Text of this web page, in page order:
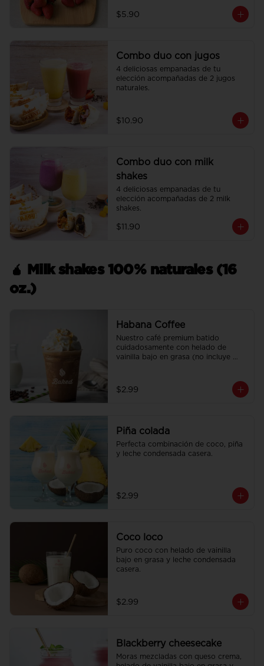
$5.90
Combo duo con jugos
4 deliciosas empanadas de tu
elección acompañadas de 2 jugos
naturales.
$10.90
Combo duo con milk
shakes
4 deliciosas empanadas de tu
elección acompañadas de 2 milk
shakes.
$11.90
🧉 Milk shakes 100% naturales (16
oz.)
Habana Coffee
Nuestro café premium batido
cuidadosamente con helado de
vainilla bajo en grasa (no incluye
$2.99
Piña colada
Perfecta combinación de coco, piña
y leche condensada casera.
$2.99
Coco loco
Puro coco con helado de vainilla
bajo en grasa y leche condensada
casera.
$2.99
Blackberry cheesecake
Moras mezcladas con queso crema,